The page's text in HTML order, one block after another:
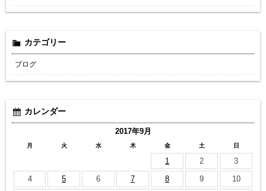
カテゴリー
ブログ
カレンダー
2017年9月
月 火 水 木 金 土 日
1 2
3
4
5 6 7 8 9
10